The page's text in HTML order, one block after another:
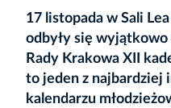
17 listopada w Sali
odbyły się
Rady Krakowa XII
to jeden z najbardziej
kalendarzu